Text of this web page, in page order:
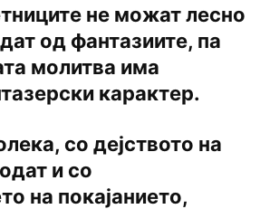
не можат лесно
од фантазиите, па
молитва има
карактер.
со дејството на
и со
на покајанието,